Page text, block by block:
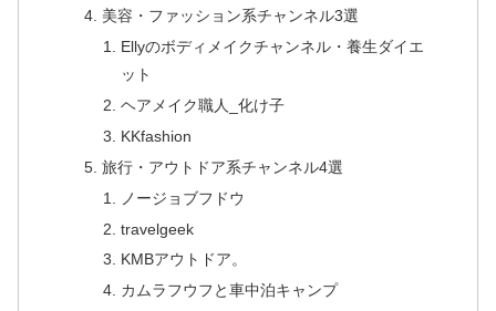
美容・ファッション系チャンネル3選
Ellyのボディメイクチャンネル・養生ダイエ
ット
ヘアメイク職人_化け子
KKfashion
旅行・アウトドア系チャンネル4選
ノージョブフドウ
travelgeek
KMBアウトドア。
カムラフウフと車中泊キャンプ